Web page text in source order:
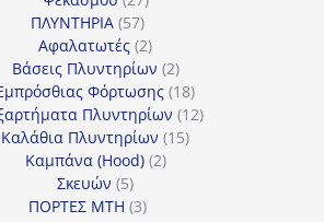
προϊόντα
ΠΛΥΝΤΗΡΙΑ 5757
προϊόντα
Αφαλατωτές 22
προϊόντα
Βάσεις Πλυντηρίων 22
προϊόντα
Φόρτωσης 1818
προϊόντα
Πλυντηρίων 1212
Καλάθια Πλυντηρίων 1515
Καμπάνα (Hood) 22
Σκευών 55
προϊόντα
ΠΟΡΤΕΣ MTH 33